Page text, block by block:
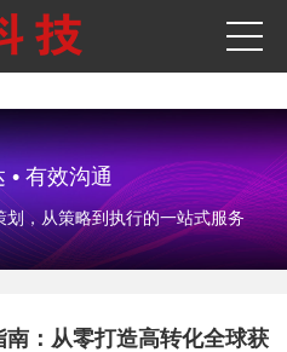
• 有效沟通
，从策略到执行的一站式服务
：从零打造高转化全球获